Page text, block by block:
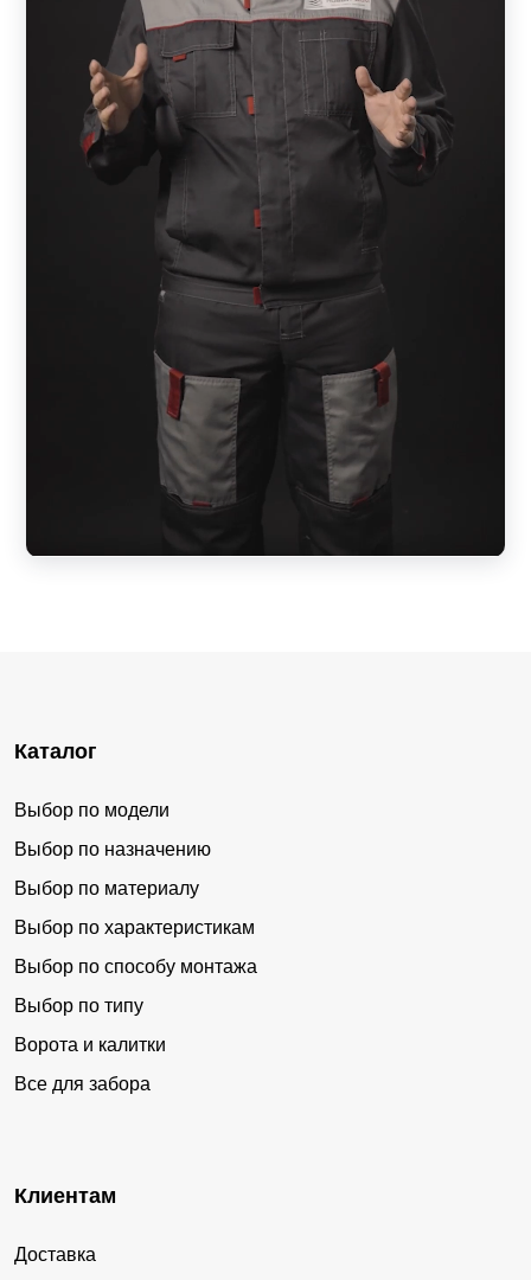
Каталог
Выбор по модели
Выбор по назначению
Выбор по материалу
Выбор по характеристикам
Выбор по способу монтажа
Выбор по типу
Ворота и калитки
Все для забора
Клиентам
Доставка